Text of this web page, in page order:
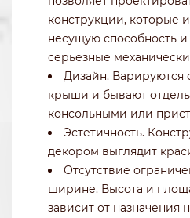
конструкции, которые
несущую способность
серьезные
Дизайн. Варируются
крыши и бывают
консольными или
Эстетичность.
декором выглядит
Отсутствие
ширине. Высота и
зависит от назначения